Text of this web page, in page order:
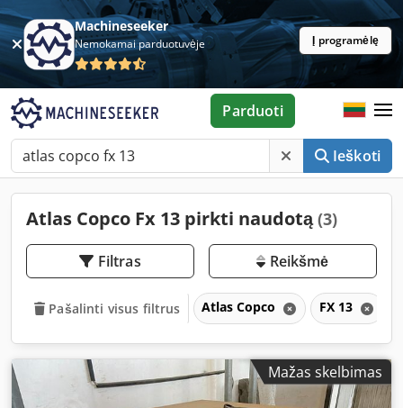
Machineseeker
Nemokamai parduotuvėje Į programėlę
Ieškoti
Parduoti
Atlas Copco Fx 13 pirkti naudotą(3)
Filtras Reikšmė
Pašalinti visus filtrus Atlas Copco FX 13
Mažas skelbimas